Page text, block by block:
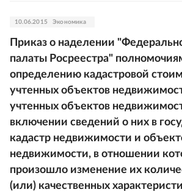
10.06.2015 Экономика
Приказ о наделении
палаты Росреестра"
определению кадастровой
учтенных объектов
учтенных объектов
включении сведений о них в
кадастр недвижимости и
недвижимости, в отношении
произошло изменение их
(или) качественных